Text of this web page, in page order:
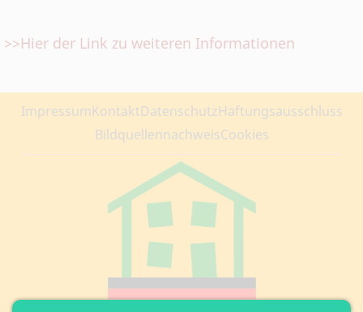
>>Hier der Link zu weiteren Informationen
ImpressumKontaktDatenschutzHaftungsausschluss
BildquellennachweisCookies